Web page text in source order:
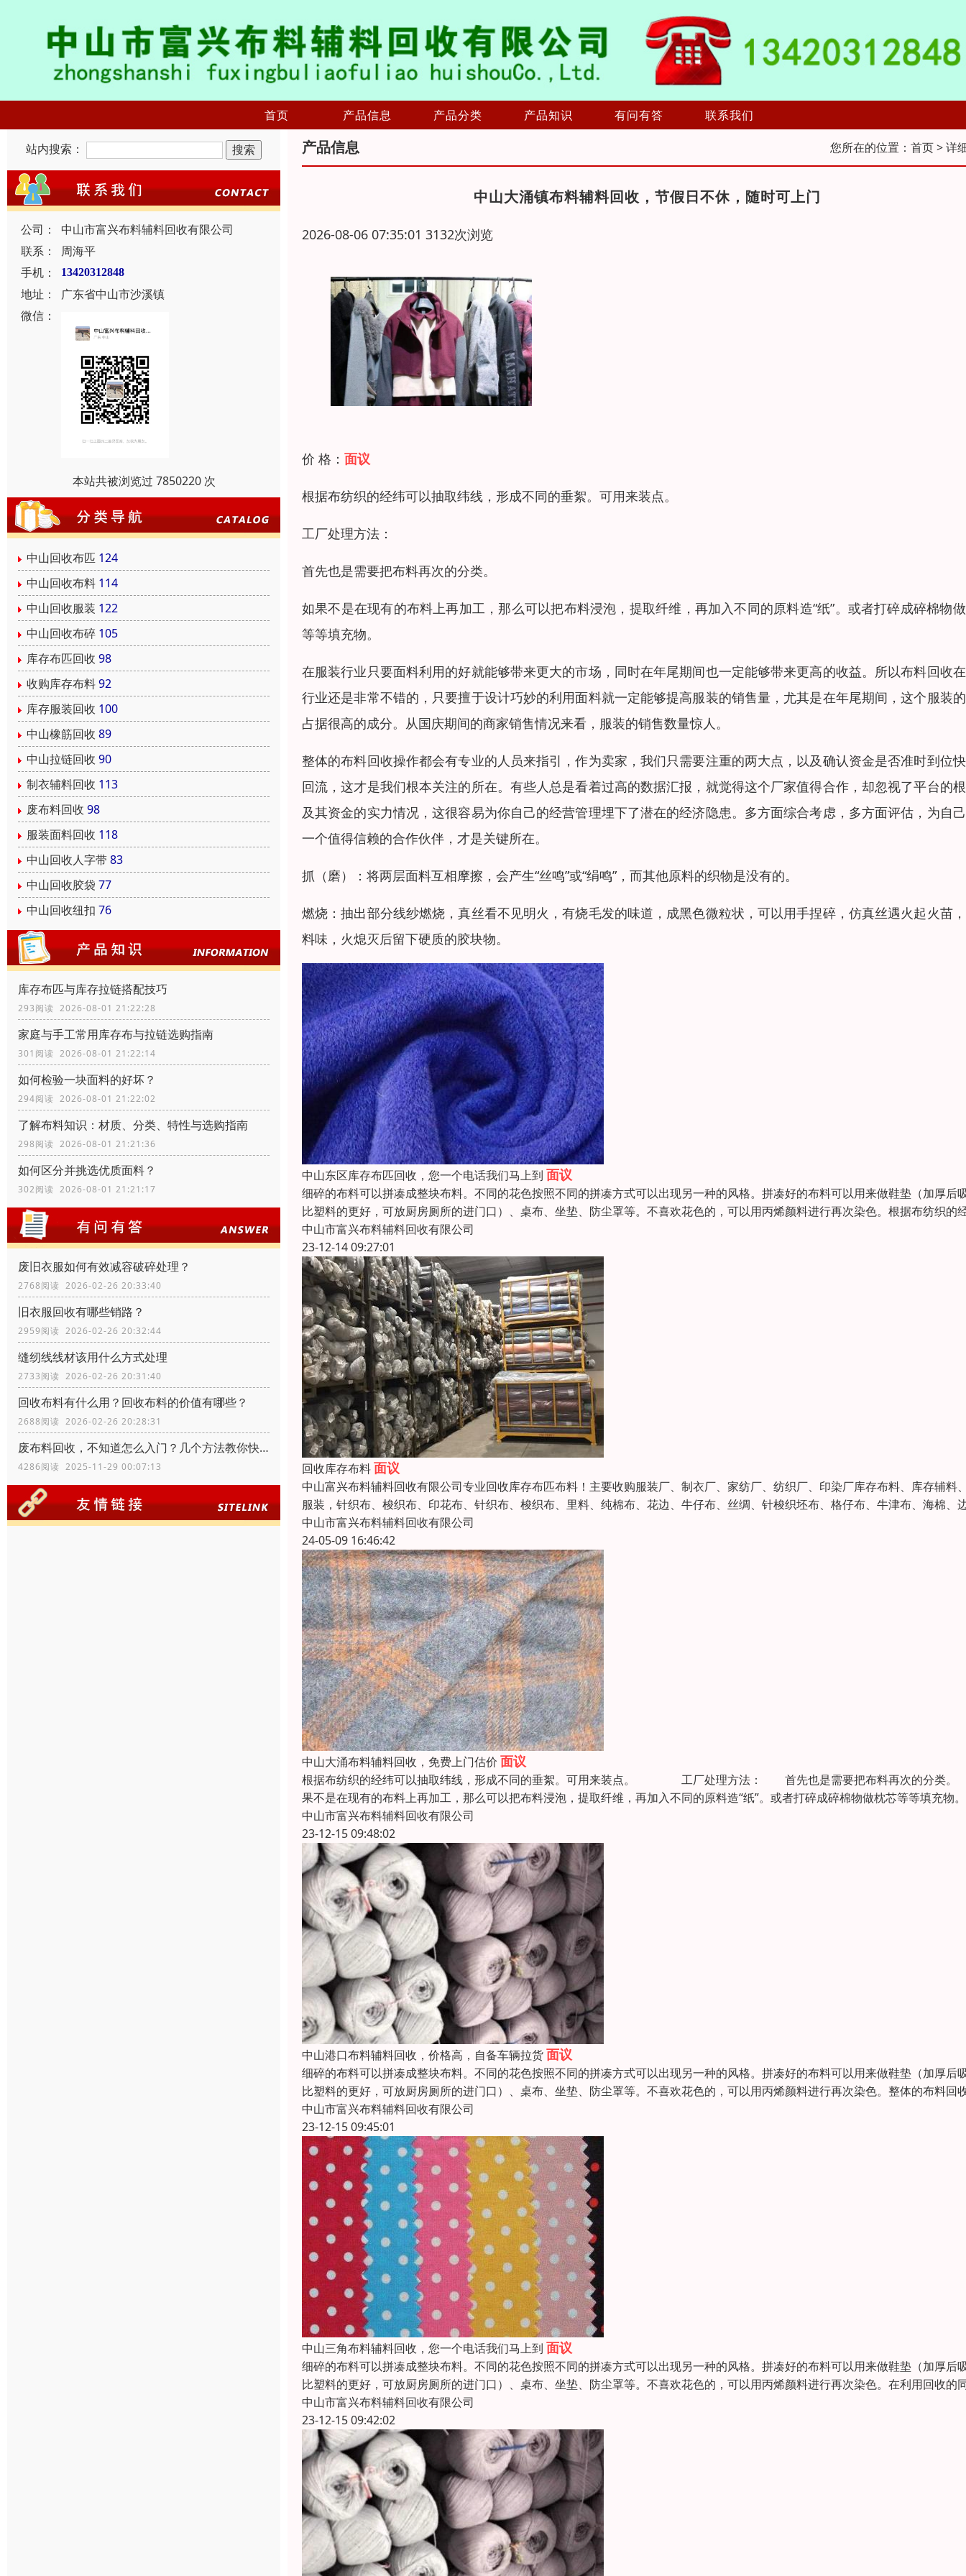
首页 产品信息 产品分类 产品知识 有问有答 联系我们
站内搜索：
公司：
中山市富兴布料辅料回收有限公司
联系：
周海平
手机：
13420312848
地址：
广东省中山市沙溪镇
微信：
本站共被浏览过 7850220 次
中山回收布匹 124
中山回收布料 114
中山回收服装 122
中山回收布碎 105
库存布匹回收 98
收购库存布料92
库存服装回收 100
中山橡筋回收 89
中山拉链回收 90
制衣辅料回收 113
废布料回收 98
服装面料回收 118
中山回收人字带83
中山回收胶袋 77
中山回收纽扣 76
库存布匹与库存拉链搭配技巧
293阅读 2026-08-01 21:22:28
家庭与手工常用库存布与拉链选购指南
301阅读 2026-08-01 21:22:14
如何检验一块面料的好坏？
294阅读 2026-08-01 21:22:02
了解布料知识：材质、分类、特性与选购指南
298阅读 2026-08-01 21:21:36
如何区分并挑选优质面料？
302阅读 2026-08-01 21:21:17
废旧衣服如何有效减容破碎处理？
2768阅读 2026-02-26 20:33:40
旧衣服回收有哪些销路？
2959阅读 2026-02-26 20:32:44
缝纫线线材该用什么方式处理
2733阅读 2026-02-26 20:31:40
回收布料有什么用？回收布料的价值有哪些？
2688阅读 2026-02-26 20:28:31
废布料回收，不知道怎么入门？几个方法教你快速入门
4286阅读 2025-11-29 00:07:13
产品信息 您所在的位置： 首页> 详
中山大涌镇布料辅料回收，节假日不休，随时可上门
2026-08-06 07:35:01 3132次浏览
价 格： 面议
根据布纺织的经纬可以抽取纬线，形成不同的垂絮。可用来装点。
工厂处理方法：
首先也是需要把布料再次的分类。
如果不是在现有的布料上再加工，那么可以把布料浸泡，提取纤维，再加入不同的原料造“纸”。或者打碎成碎棉物
等等填充物。
在服装行业只要面料利用的好就能够带来更大的市场，同时在年尾期间也一定能够带来更高的收益。所以布料回收
行业还是非常不错的，只要擅于设计巧妙的利用面料就一定能够提高服装的销售量，尤其是在年尾期间，这个服装
占据很高的成分。从国庆期间的商家销售情况来看，服装的销售数量惊人。
整体的布料回收操作都会有专业的人员来指引，作为卖家，我们只需要注重的两大点，以及确认资金是否准时到位
回流，这才是我们根本关注的所在。有些人总是看着过高的数据汇报，就觉得这个厂家值得合作，却忽视了平台的
及其资金的实力情况，这很容易为你自己的经营管理埋下了潜在的经济隐患。多方面综合考虑，多方面评估，为自
一个值得信赖的合作伙伴，才是关键所在。
抓（磨）：将两层面料互相摩擦，会产生“丝鸣”或“绢鸣”，而其他原料的织物是没有的。
燃烧：抽出部分线纱燃烧，真丝看不见明火，有烧毛发的味道，成黑色微粒状，可以用手捏碎，仿真丝遇火起火苗
料味，火熄灭后留下硬质的胶块物。
中山东区库存布匹回收，您一个电话我们马上到 面议
细碎的布料可以拼凑成整块布料。不同的花色按照不同的拼凑方式可以出现另一种的风格。拼凑好的布料可以用来做鞋垫（加厚后
比塑料的更好，可放厨房厕所的进门口）、桌布、坐垫、防尘罩等。不喜欢花色的，可以用丙烯颜料进行再次染色。根据布纺织的
中山市富兴布料辅料回收有限公司
23-12-14 09:27:01
回收库存布料面议
中山富兴布料辅料回收有限公司专业回收库存布匹布料！主要收购服装厂、制衣厂、家纺厂、纺织厂、印染厂库存布料、库存辅料
服装，针织布、梭织布、印花布、针织布、梭织布、里料、纯棉布、花边、牛仔布、丝绸、针梭织坯布、格仔布、牛津布、海棉、
中山市富兴布料辅料回收有限公司
24-05-09 16:46:42
中山大涌布料辅料回收，免费上门估价 面议
根据布纺织的经纬可以抽取纬线，形成不同的垂絮。可用来装点。 工厂处理方法： 首先也是需要把布料再次的分类
果不是在现有的布料上再加工，那么可以把布料浸泡，提取纤维，再加入不同的原料造“纸”。或者打碎成碎棉物做枕芯等等填充物
中山市富兴布料辅料回收有限公司
23-12-15 09:48:02
中山港口布料辅料回收，价格高，自备车辆拉货面议
细碎的布料可以拼凑成整块布料。不同的花色按照不同的拼凑方式可以出现另一种的风格。拼凑好的布料可以用来做鞋垫（加厚后
比塑料的更好，可放厨房厕所的进门口）、桌布、坐垫、防尘罩等。不喜欢花色的，可以用丙烯颜料进行再次染色。整体的布料回
中山市富兴布料辅料回收有限公司
23-12-15 09:45:01
中山三角布料辅料回收，您一个电话我们马上到 面议
细碎的布料可以拼凑成整块布料。不同的花色按照不同的拼凑方式可以出现另一种的风格。拼凑好的布料可以用来做鞋垫（加厚后
比塑料的更好，可放厨房厕所的进门口）、桌布、坐垫、防尘罩等。不喜欢花色的，可以用丙烯颜料进行再次染色。在利用回收的
中山市富兴布料辅料回收有限公司
23-12-15 09:42:02